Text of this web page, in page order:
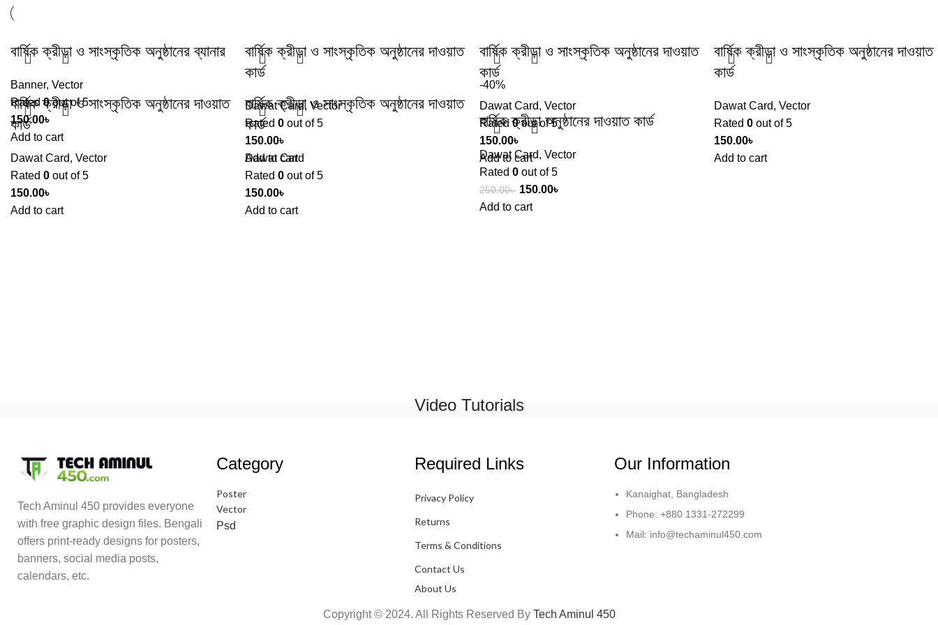
বার্ষিক ক্রীড়া ও সাংস্কৃতিক অনুষ্ঠানের ব্যানার
Banner, Vector
Rated0out of 5
150.00৳
Add to cart
বার্ষিক ক্রীড়া ও সাংস্কৃতিক অনুষ্ঠানের দাওয়াত
কার্ড
Dawat Card, Vector
Rated 0 out of 5
150.00৳
Add to cart
বার্ষিক ক্রীড়া ও সাংস্কৃতিক অনুষ্ঠানের দাওয়াত
কার্ড
Dawat Card, Vector
Rated0out of 5
150.00৳
Add to cart
বার্ষিক ক্রীড়া ও সাংস্কৃতিক অনুষ্ঠানের দাওয়াত
কার্ড
Dawat Card, Vector
Rated 0 out of 5
150.00৳
Add to cart
বার্ষিক ক্রীড়া ও সাংস্কৃতিক অনুষ্ঠানের দাওয়াত
কার্ড
Dawat Card, Vector
Rated 0 out of 5
150.00৳
Add to cart
বার্ষিক ক্রীড়া ও সাংস্কৃতিক অনুষ্ঠানের দাওয়াত
কার্ড
Dawat Card
Rated 0 out of 5
150.00৳
Add to cart
-40%
বার্ষিক ক্রীড়া অনুষ্ঠানের দাওয়াত কার্ড
Dawat Card, Vector
Rated 0 out of 5
250.00৳ 150.00৳
Add to cart
Video Tutorials
Tech Aminul 450 provides everyone
with free graphic design files. Bengali
offers print-ready designs for posters,
banners, social media posts,
calendars, etc.
Category
Poster
Vector
Psd
Required Links
Privacy Policy
Returns
Terms & Conditions
Contact Us
About Us
Our Information
Kanaighat, Bangladesh
Phone: +880 1331-272299
Mail: info@techaminul450.com
Copyright © 2024. All Rights Reserved By Tech Aminul 450